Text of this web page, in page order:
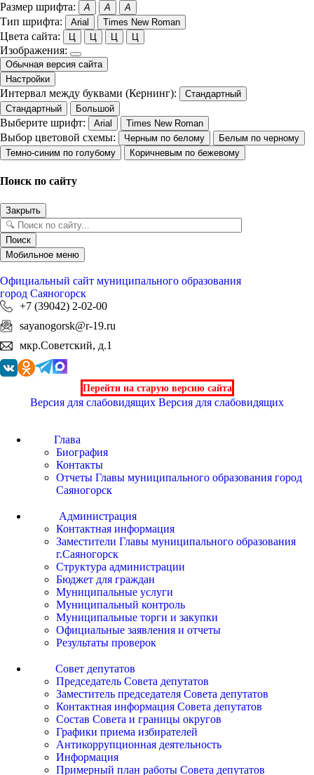
Размер шрифта: A A A
Тип шрифта: Arial Times New Roman
Цвета сайта: Ц Ц Ц Ц
Изображения:
Обычная версия сайта
Настройки
Интервал между буквами (Кернинг):
Стандартный
Стандартный
Большой
Выберите шрифт: Arial Times New Roman
Выбор цветовой схемы: Черным по белому
Белым по черному
Темно-синим по голубому
Коричневым по бежевому
Поиск по сайту
Закрыть
Поиск
Мобильное меню
Официальный сайт муниципального образования
город Саяногорск
+7 (39042) 2-02-00
sayanogorsk@r-19.ru
мкр.Советский, д.1
Перейти на старую версию сайта
Версия для слабовидящих Версия для слабовидящих
Глава
Биография
Контакты
Отчеты Главы муниципального образования город
Саяногорск
Администрация
Контактная информация
Заместители Главы муниципального образования
г.Саяногорск
Структура администрации
Бюджет для граждан
Муниципальные услуги
Муниципальный контроль
Муниципальные торги и закупки
Официальные заявления и отчеты
Результаты проверок
Совет депутатов
Председатель Совета депутатов
Заместитель председателя Совета депутатов
Контактная информация Совета депутатов
Состав Совета и границы округов
Графики приема избирателей
Антикоррупционная деятельность
Информация
Примерный план работы Совета депутатов